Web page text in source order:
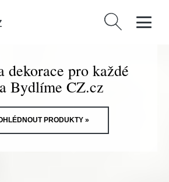
Vyhledávání
dekorace pro každé
Bydlíme CZ.cz
PRODUKTY »